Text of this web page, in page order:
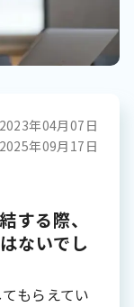
2023年04月07日
2025年09月17日
する際、
ないでし
もらえてい